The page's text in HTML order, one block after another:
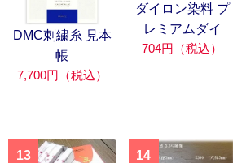
DMC刺繍糸 見本
帳
7,700円（税込）
ダイロン染料 プ
レミアムダイ
704円（税込）
13 14